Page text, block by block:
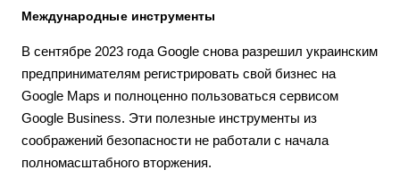
Международные инструменты
В сентябре 2023 года Google снова разрешил украинским
предпринимателям регистрировать свой бизнес на
Google Maps и полноценно пользоваться сервисом
Google Business. Эти полезные инструменты из
соображений безопасности не работали с начала
полномасштабного вторжения.